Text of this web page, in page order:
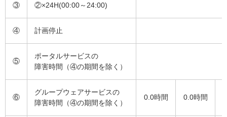
③ ②×24H(00:00～24:00)
④ 計画停止
⑤
ポータルサービスの
障害時間（④の期間を除く）
⑥
グループウェアサービスの
障害時間（④の期間を除く）
0.0時間 0.0時間